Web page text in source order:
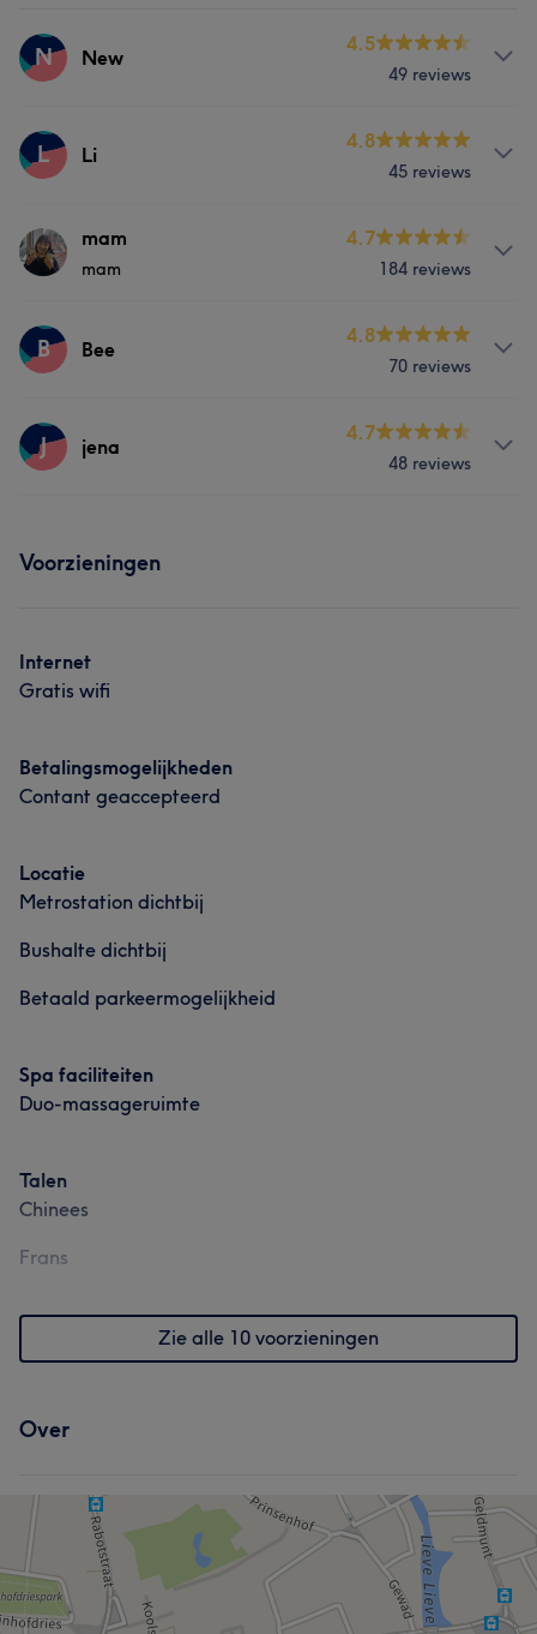
N New
4.5
49 reviews
Behandelingen
Wat onze klanten zeggen over New
L Li
4.8
45 reviews
Behandelingen
mam
mam
4.7
184 reviews
Over
mam
Behandelingen
Wat onze klanten zeggen over mam
Zorgzaam
B Bee
4.8
70 reviews
Behandelingen
J jena
4.7
48 reviews
Massage
Voorzieningen
Internet
Gratis wifi
Betalingsmogelijkheden
Contant geaccepteerd
Locatie
Metrostation dichtbij
Bushalte dichtbij
Betaald parkeermogelijkheid
Spa faciliteiten
Duo-massageruimte
Talen
Chinees
Frans
Zie alle 10 voorzieningen
Over